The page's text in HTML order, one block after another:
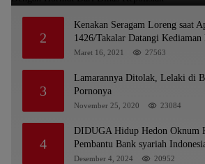
2
Kenakan Seragam Loreng saat
1426/Takalar Datangi Kediaman
Maret 16, 2021 27563
3
Lamarannya Ditolak, Lelaki di
Pornonya
November 25, 2020 23084
4
DIDUGA Hidup Hedon Oknum
Pembantu Bank syariah
Banjarmasin Tipu Nasabah
Desember 4, 2024 20952